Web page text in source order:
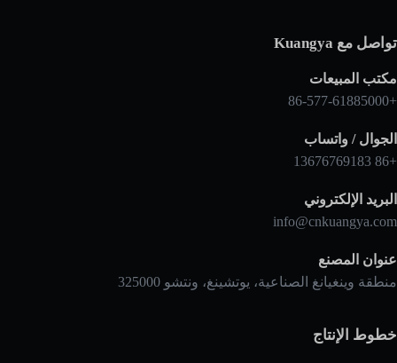
تواصل مع Kuangya
مكتب المبيعات
+86-577-61885000
الجوال / واتساب
+86 13676769183
البريد الإلكتروني
info@cnkuangya.com
عنوان المصنع
منطقة وينغيانغ الصناعية، يوتشينغ، ونتشو 325000
خطوط الإنتاج